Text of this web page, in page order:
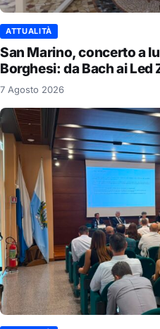
ATTUALITÀ
San Marino, concerto a
Borghesi: da Bach ai Led
7 Agosto 2026